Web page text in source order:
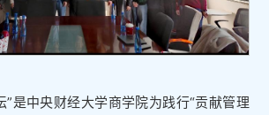
”是中央财经大学商学院为践行“贡献管理